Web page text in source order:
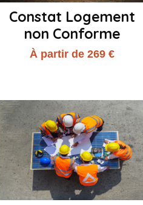
Constat Logement
non Conforme
À partir de 269 €